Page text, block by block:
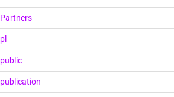
Partners
pl
public
publication